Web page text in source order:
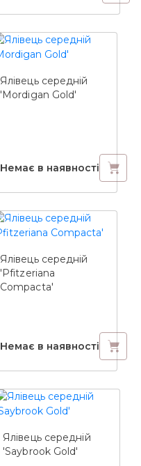
Ялівець середній
'Mordigan Gold'
Немає в наявності
Ялівець середній
'Pfitzeriana
Compacta'
Немає в наявності
Ялівець середній
'Saybrook Gold'